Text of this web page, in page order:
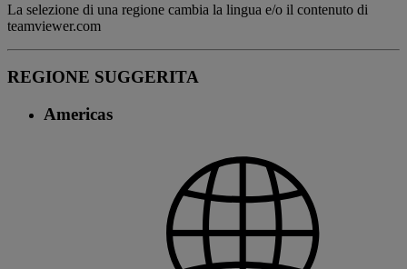
La selezione di una regione cambia la lingua e/o il contenuto di
teamviewer.com
REGIONE SUGGERITA
Americas